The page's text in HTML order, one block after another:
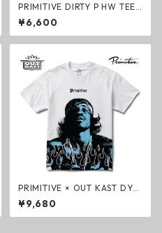
PRIMITIVE DIRTY P HW TEE
BLACK ヘビーウェイトTシャ
ツ ブラック プリミティブ
¥6,600
PRIMITIVE × OUT KAST DYN
AMIC HW TEE ヘビーウェイ
トTシャツ ホワイト アウトキ
ャスト ファッション プリミテ
¥9,680